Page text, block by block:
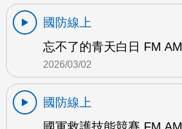
國防線上
忘不了的青天白日 FM AM
2026/03/02
國防線上